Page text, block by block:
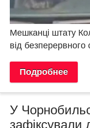
Мешканці штату
від безперервного
Подробнее
У
зафіксували